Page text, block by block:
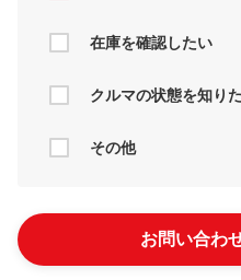
在庫を確認したい
クルマの状態を知り
その他
お問い合わ